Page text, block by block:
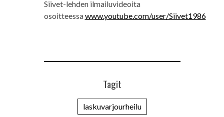
Siivet-lehden ilmailuvideoita
osoitteessawww.youtube.com/user/Siivet1986
Tagit
laskuvarjourheilu